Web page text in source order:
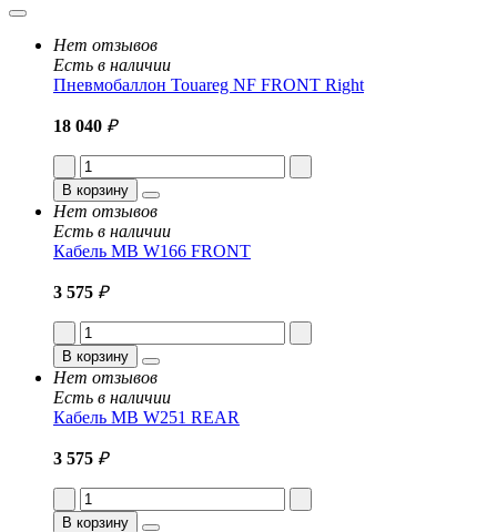
Нет отзывов
Есть в наличии
Пневмобаллон Touareg NF FRONT Right
18 040 ₽
В корзину
Нет отзывов
Есть в наличии
Кабель MB W166 FRONT
3 575 ₽
В корзину
Нет отзывов
Есть в наличии
Кабель MB W251 REAR
3 575 ₽
В корзину